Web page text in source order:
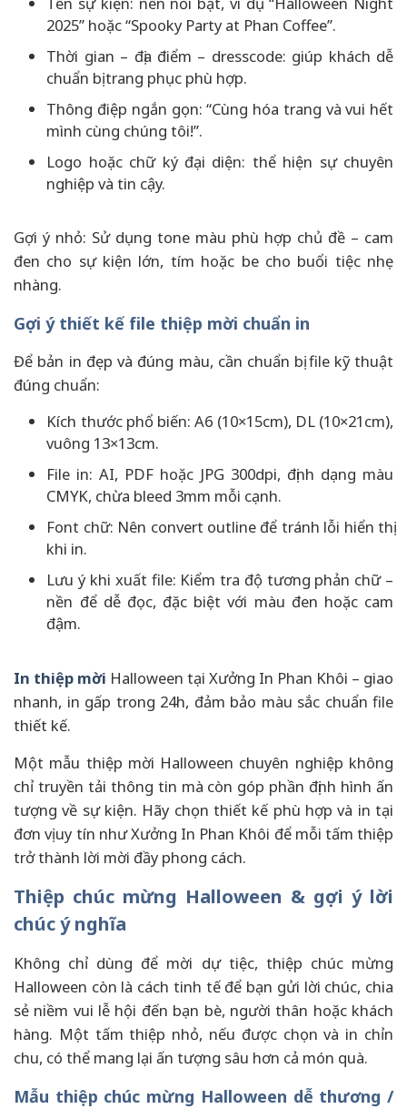
2025” hoặc “Spooky Party at Phan Coffee”.
Thời gian – địa điểm – dresscode: giúp khách dễ
chuẩn bị trang phục phù hợp.
Thông điệp ngắn gọn: “Cùng hóa trang và vui hết
mình cùng chúng tôi!”.
Logo hoặc chữ ký đại diện: thể hiện sự chuyên
nghiệp và tin cậy.
Gợi ý nhỏ: Sử dụng tone màu phù hợp chủ đề – cam
đen cho sự kiện lớn, tím hoặc be cho buổi tiệc nhẹ
nhàng.
Gợi ý thiết kế file thiệp mời chuẩn in
Để bản in đẹp và đúng màu, cần chuẩn bị file kỹ thuật
đúng chuẩn:
Kích thước phổ biến: A6 (10×15cm), DL (10×21cm),
vuông 13×13cm.
File in: AI, PDF hoặc JPG 300dpi, định dạng màu
CMYK, chừa bleed 3mm mỗi cạnh.
Font chữ: Nên convert outline để tránh lỗi hiển thị
khi in.
Lưu ý khi xuất file: Kiểm tra độ tương phản chữ –
nền để dễ đọc, đặc biệt với màu đen hoặc cam
đậm.
In thiệp mời Halloween tại Xưởng In Phan Khôi – giao
nhanh, in gấp trong 24h, đảm bảo màu sắc chuẩn file
thiết kế.
Một mẫu thiệp mời Halloween chuyên nghiệp không
chỉ truyền tải thông tin mà còn góp phần định hình ấn
tượng về sự kiện. Hãy chọn thiết kế phù hợp và in tại
đơn vị uy tín như Xưởng In Phan Khôi để mỗi tấm thiệp
trở thành lời mời đầy phong cách.
Thiệp chúc mừng Halloween & gợi ý lời
chúc ý nghĩa
Không chỉ dùng để mời dự tiệc, thiệp chúc mừng
Halloween còn là cách tinh tế để bạn gửi lời chúc, chia
sẻ niềm vui lễ hội đến bạn bè, người thân hoặc khách
hàng. Một tấm thiệp nhỏ, nếu được chọn và in chỉn
chu, có thể mang lại ấn tượng sâu hơn cả món quà.
Mẫu thiệp chúc mừng Halloween dễ thương /